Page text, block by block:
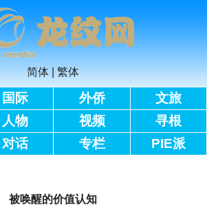
简体 繁体
国际 外侨
文旅
人物 视频
寻根
对话 专栏 PIE派
被唤醒的价值认知